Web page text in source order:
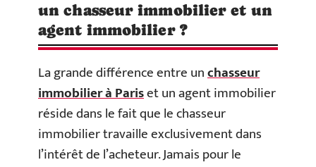
un chasseur immobilier et un
agent immobilier ?
La grande différence entre unchasseur
immobilier à Pariset un agent immobilier
réside dans le fait que le chasseur
immobilier travaille exclusivement dans
l’intérêt de l’acheteur. Jamais pour le